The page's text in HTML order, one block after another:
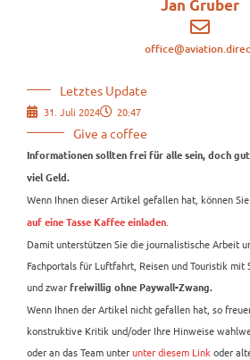
Jan Gruber
Letztes Update
31. Juli 2024 20:47
Give a coffee
Informationen sollten frei für alle sein, doch
viel Geld.
Wenn Ihnen dieser Artikel gefallen hat, können
auf eine Tasse Kaffee einladen
Damit unterstützen Sie die journalistische Arbeit
Fachportals für Luftfahrt, Reisen und Touristik mit
und zwar freiwillig ohne Paywall-Zwang.
Wenn Ihnen der Artikel nicht gefallen hat, so
konstruktive Kritik und/oder Ihre Hinweise
oder an das Team unterunter diesem Link oder